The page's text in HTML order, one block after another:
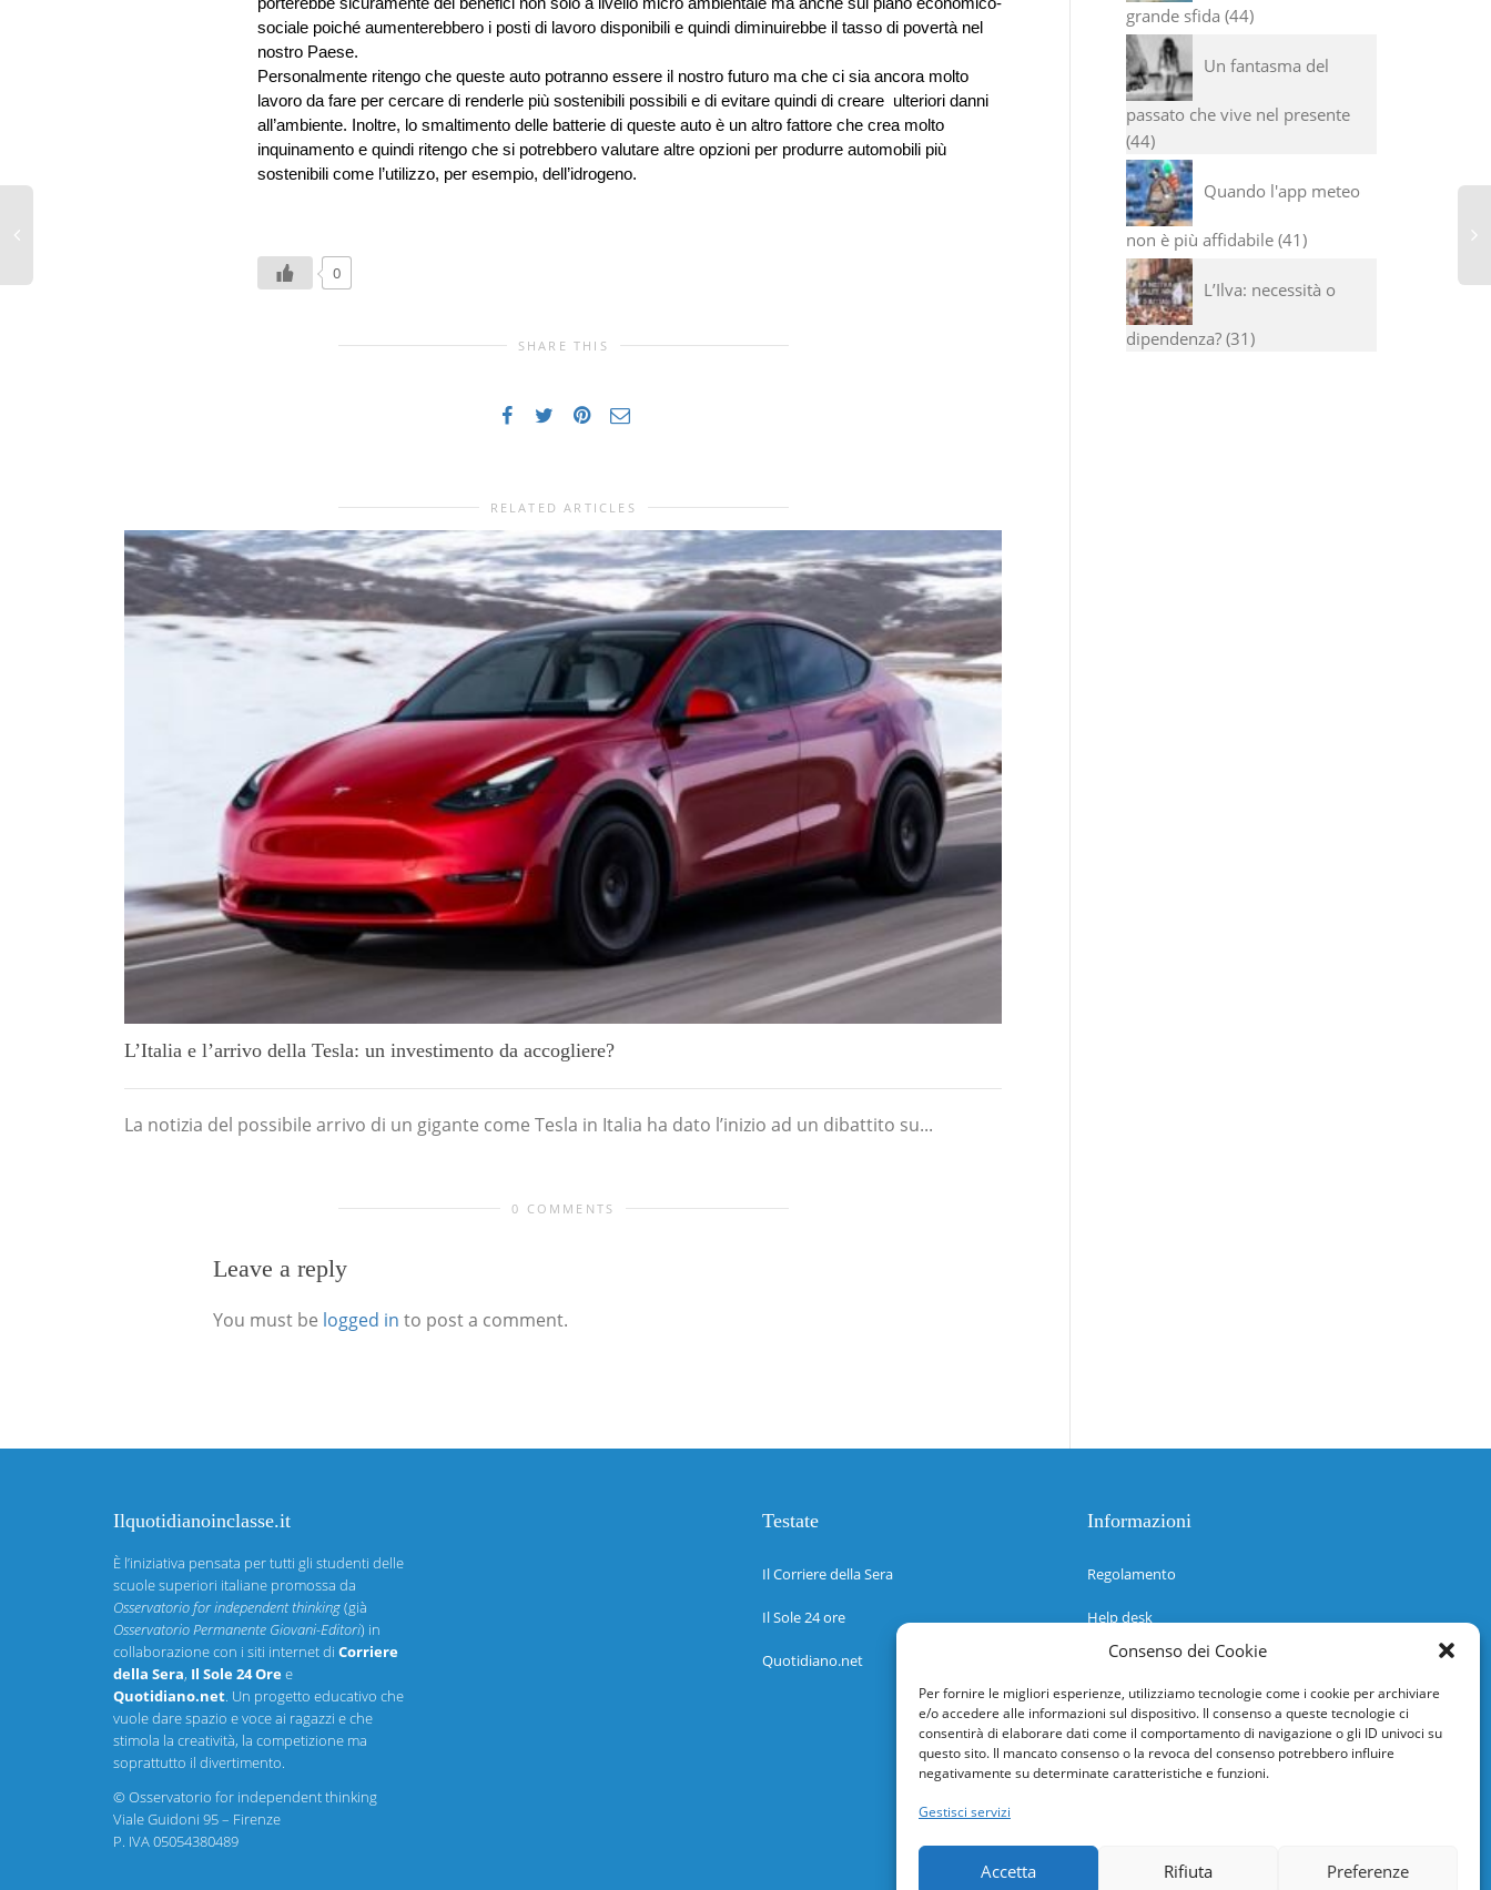
Consenso dei Cookie
Per fornire le migliori esperienze, utilizziamo tecnologie come i cookie per archiviare
e/o accedere alle informazioni sul dispositivo. Il consenso a queste tecnologie ci
consentirà di elaborare dati come il comportamento di navigazione o gli ID univoci su
questo sito. Il mancato consenso o la revoca del consenso potrebbero influire
negativamente su determinate caratteristiche e funzioni.
Gestisci servizi
Accetta Rifiuta Preferenze
porterebbe sicuramente dei benefici non solo a livello micro ambientale ma anche sul piano economico-
sociale poiché aumenterebbero i posti di lavoro disponibili e quindi diminuirebbe il tasso di povertà nel
nostro Paese.
Personalmente ritengo che queste auto potranno essere il nostro futuro ma che ci sia ancora molto
lavoro da fare per cercare di renderle più sostenibili possibili e di evitare quindi di creare ulteriori danni
all’ambiente. Inoltre, lo smaltimento delle batterie di queste auto è un altro fattore che crea molto
inquinamento e quindi ritengo che si potrebbero valutare altre opzioni per produrre automobili più
sostenibili come l’utilizzo, per esempio, dell’idrogeno.
0
SHARE THIS
RELATED ARTICLES
L’Italia e l’arrivo della Tesla: un investimento da accogliere?
La notizia del possibile arrivo di un gigante come Tesla in Italia ha dato l’inizio ad un dibattito su...
0 COMMENTS
Leave a reply
You must be logged in to post a comment.
grande sfida 44
Un fantasma del
passato che vive nel presente
44
Quando l'app meteo
non è più affidabile 41
L’Ilva: necessità o
dipendenza? 31
Ilquotidianoinclasse.it
È l’iniziativa pensata per tutti gli studenti delle
scuole superiori italiane promossa da
Osservatorio for independent thinking(già
Osservatorio Permanente Giovani-Editori) in
collaborazione con i siti internet di Corriere
della Sera, Il Sole 24 Oree
Quotidiano.net. Un progetto educativo che
vuole dare spazio e voce ai ragazzi e che
stimola la creatività, la competizione ma
soprattutto il divertimento.
©Osservatorio for independent thinking
Viale Guidoni 95 – Firenze
P. IVA 05054380489
Testate
Il Corriere della Sera
Il Sole 24 ore
Quotidiano.net
Informazioni
Regolamento
Help desk
Guida rapida
Richiesta di inserimento nuova scuola
adesioni@osservatorionline.it